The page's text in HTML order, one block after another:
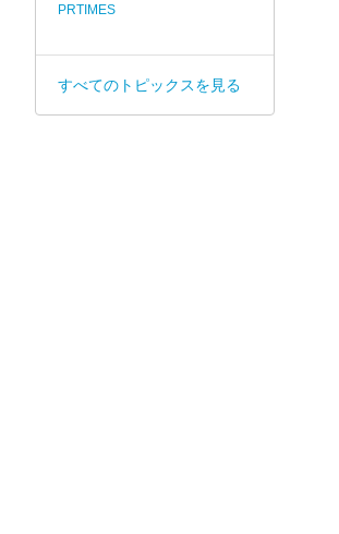
PRTIMES
すべてのトピックスを見る